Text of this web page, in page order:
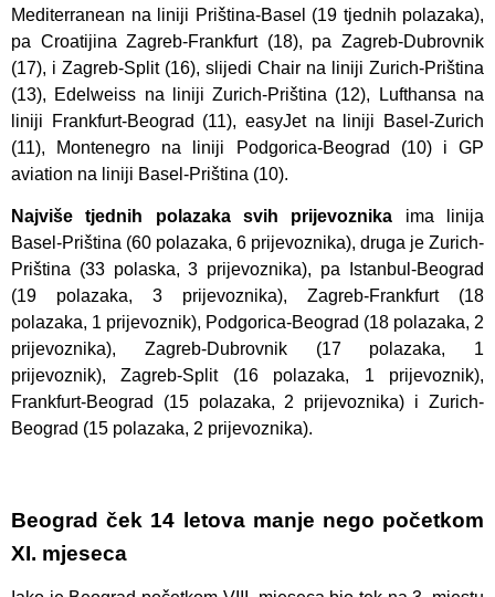
Mediterranean na liniji Priština-Basel (19 tjednih polazaka),
pa Croatijina Zagreb-Frankfurt (18), pa Zagreb-Dubrovnik
(17), i Zagreb-Split (16), slijedi Chair na liniji Zurich-Priština
(13), Edelweiss na liniji Zurich-Priština (12), Lufthansa na
liniji Frankfurt-Beograd (11), easyJet na liniji Basel-Zurich
(11), Montenegro na liniji Podgorica-Beograd (10) i GP
aviation na liniji Basel-Priština (10).
Najviše tjednih polazaka svih prijevoznika ima linija
Basel-Priština (60 polazaka, 6 prijevoznika), druga je Zurich-
Priština (33 polaska, 3 prijevoznika), pa Istanbul-Beograd
(19 polazaka, 3 prijevoznika), Zagreb-Frankfurt (18
polazaka, 1 prijevoznik), Podgorica-Beograd (18 polazaka, 2
prijevoznika), Zagreb-Dubrovnik (17 polazaka, 1
prijevoznik), Zagreb-Split (16 polazaka, 1 prijevoznik),
Frankfurt-Beograd (15 polazaka, 2 prijevoznika) i Zurich-
Beograd (15 polazaka, 2 prijevoznika).
Beograd ček 14 letova manje nego početkom
XI. mjeseca